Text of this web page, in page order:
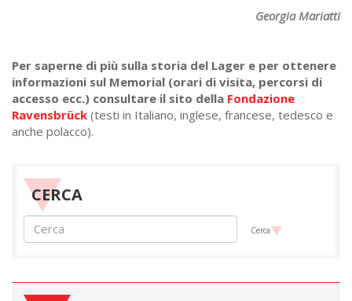
Georgia Mariatti
Per saperne di più sulla storia del Lager e per ottenere
informazioni sul Memorial (orari di visita, percorsi di
accesso ecc.) consultare il sito della Fondazione
Ravensbrück (testi in Italiano, inglese, francese, tedesco e
anche polacco).
CERCA
Cerca